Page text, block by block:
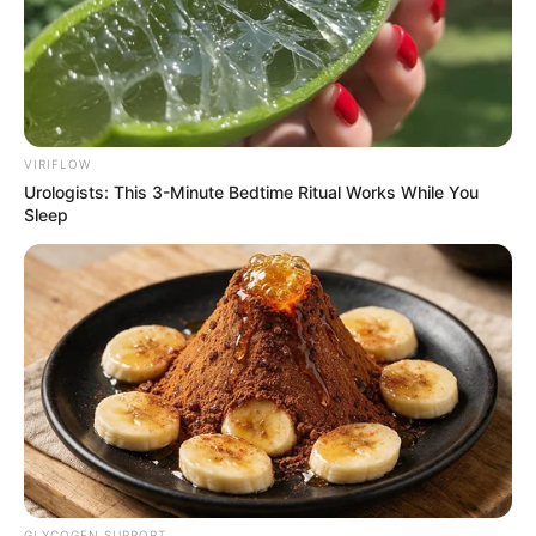
VIRIFLOW
Urologists: This 3-Minute Bedtime Ritual Works While You
Sleep